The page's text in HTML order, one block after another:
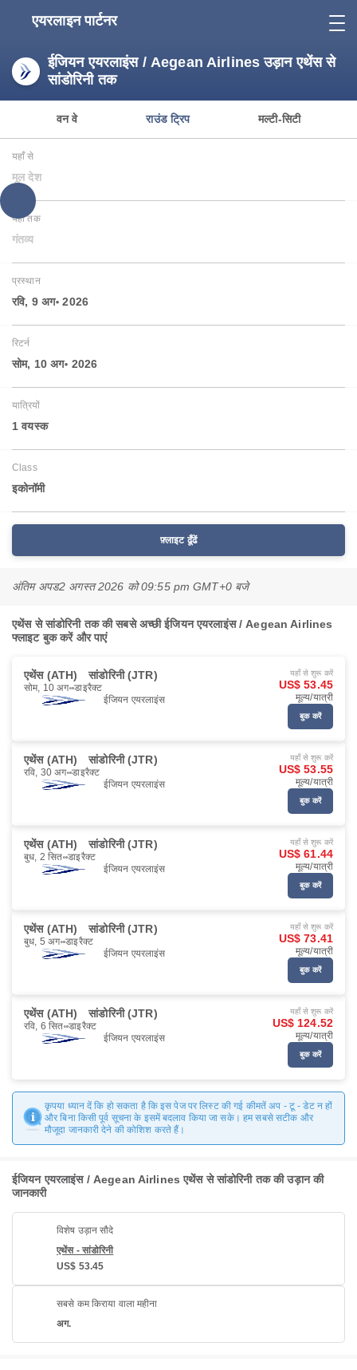
एयरलाइन पार्टनर
ईजियन एयरलाइंस / Aegean Airlines उड़ान एथेंस से
सांडोरिनी तक
वन वे राउंड ट्रिप मल्टी-सिटी
यहाँ से
मूल देश
यहाँ तक
गंतव्य
प्रस्थान
रवि, 9 अग॰ 2026
रिटर्न
सोम, 10 अग॰ 2026
यात्रियों
1 वयस्‍क
Class
इकोनॉमी
फ़्लाइट ढूँढें
अंतिम अपड2 अगस्त 2026 को 09:55 pm GMT+0 बजे
एथेंस से सांडोरिनी तक की सबसे अच्छी ईजियन एयरलाइंस / Aegean Airlines
फ्लाइट बुक करें और पाएं
एथेंस (ATH) सांडोरिनी (JTR)
सोम, 10 अग॰ डाइरैक्ट
ईजियन एयरलाइंस
यहाँ से शुरू करें
US$ 53.45
मूल्य/यात्री
बुक करें
एथेंस (ATH) सांडोरिनी (JTR)
रवि, 30 अग॰ डाइरैक्ट
ईजियन एयरलाइंस
यहाँ से शुरू करें
US$ 53.55
मूल्य/यात्री
बुक करें
एथेंस (ATH) सांडोरिनी (JTR)
बुध, 2 सित॰ डाइरैक्ट
ईजियन एयरलाइंस
यहाँ से शुरू करें
US$ 61.44
मूल्य/यात्री
बुक करें
एथेंस (ATH) सांडोरिनी (JTR)
बुध, 5 अग॰ डाइरैक्ट
ईजियन एयरलाइंस
यहाँ से शुरू करें
US$ 73.41
मूल्य/यात्री
बुक करें
एथेंस (ATH) सांडोरिनी (JTR)
रवि, 6 सित॰ डाइरैक्ट
ईजियन एयरलाइंस
यहाँ से शुरू करें
US$ 124.52
मूल्य/यात्री
बुक करें
कृपया ध्यान दें कि हो सकता है कि इस पेज पर लिस्ट की गई कीमतें अप - टू - डेट न हों
और बिना किसी पूर्व सूचना के इसमें बदलाव किया जा सके। हम सबसे सटीक और
मौजूदा जानकारी देने की कोशिश करते हैं।
ईजियन एयरलाइंस / Aegean Airlines एथेंस से सांडोरिनी तक की उड़ान की
जानकारी
विशेष उड़ान सौदे
एथेंस - सांडोरिनी
US$ 53.45
सबसे कम किराया वाला महीना
अग.